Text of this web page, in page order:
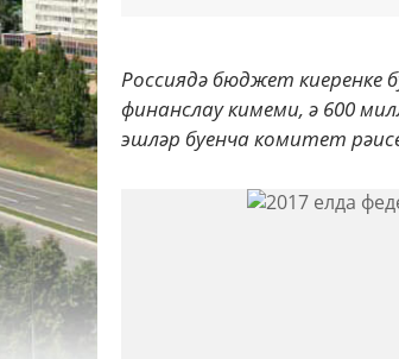
Россиядә бюджет киеренке
финанслау кимеми, ә 600
эшләр буенча комитет